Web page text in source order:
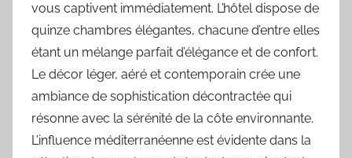
vous captivent immédiatement. L’hôtel dispose de
quinze chambres élégantes, chacune d’entre elles
étant un mélange parfait d’élégance et de confort.
Le décor léger, aéré et contemporain crée une
ambiance de sophistication décontractée qui
résonne avec la sérénité de la côte environnante.
L’influence méditerranéenne est évidente dans la